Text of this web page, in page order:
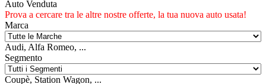
Auto Venduta
Prova a cercare tra le altre nostre offerte, la tua nuova auto usata!
Marca
Audi, Alfa Romeo, ...
Segmento
Coupè, Station Wagon, ...